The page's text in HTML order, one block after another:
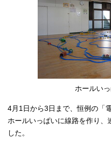
ホールいっ
4月1日から3日まで、恒例の「
ホールいっぱいに線路を作り、
した。